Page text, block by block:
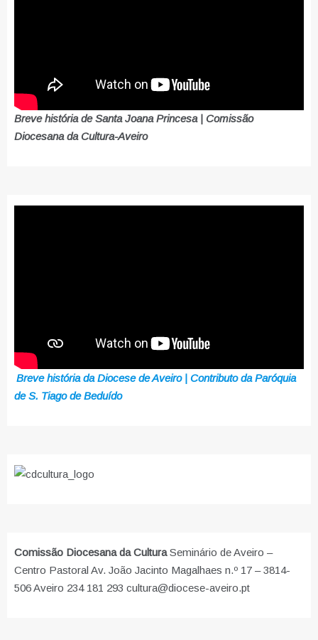
Breve história de Santa Joana Princesa | Comissão
Diocesana da Cultura-Aveiro
Breve história da Diocese de Aveiro | Contributo da Paróquia
de S. Tiago de Beduído
Comissão Diocesana da CulturaSeminário de Aveiro –
Centro Pastoral Av. João Jacinto Magalhaes n.º 17 – 3814-
506 Aveiro 234 181 293 cultura@diocese-aveiro.pt